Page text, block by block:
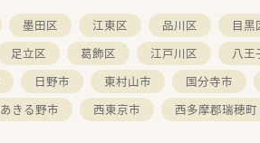
墨田区 江東区 品川区 目黒
足立区 葛飾区 江戸川区 八王
日野市 東村山市 国分寺市
あきる野市 西東京市 西多摩郡瑞穂町